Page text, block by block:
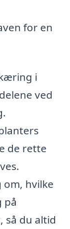
for en
i
ved
de rette
om, hvilke
på
så du altid